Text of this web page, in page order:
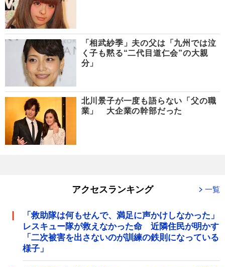
「相武紗季」夫の父は「九州では泣
く子も黙る“二代目道仁会”の大親
分」
北川景子が一度も語らない「父の職
業」 大企業の幹部だった
アクセスランキング 一覧
「救助隊は何もせんで、満足に声かけしなかった」
レスキュー隊が救えなかった命 近隣住民が明かす
「二次被害を出さないのが訓練の鉄則になっている
様子」